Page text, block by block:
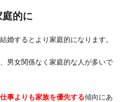
的に
婚するとより家庭的になります。
男女関係なく家庭的な人が多いで
事よりも家族を優先する傾向にあ